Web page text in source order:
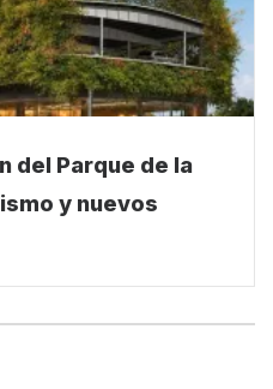
del Parque de la
y nuevos